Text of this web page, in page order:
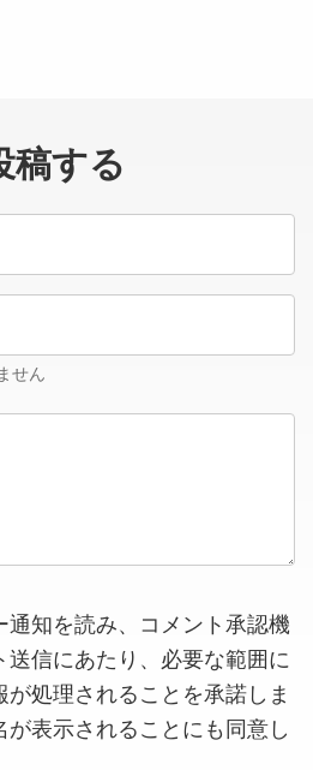
稿する
せん
通知を読み、コメント承認機
信にあたり、必要な範囲に
処理されることを承諾しま
表示されることにも同意し